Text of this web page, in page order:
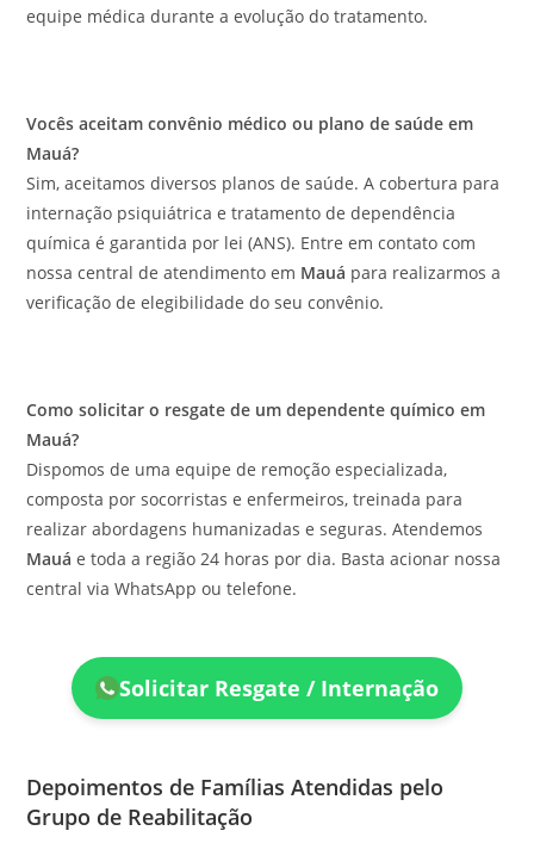
equipe médica durante a evolução do tratamento.
Vocês aceitam convênio médico ou plano de saúde em
Mauá?
Sim, aceitamos diversos planos de saúde. A cobertura para
internação psiquiátrica e tratamento de dependência
química é garantida por lei (ANS). Entre em contato com
nossa central de atendimento em Mauá para realizarmos a
verificação de elegibilidade do seu convênio.
Como solicitar o resgate de um dependente químico em
Mauá?
Dispomos de uma equipe de remoção especializada,
composta por socorristas e enfermeiros, treinada para
realizar abordagens humanizadas e seguras. Atendemos
Mauá e toda a região 24 horas por dia. Basta acionar nossa
central via WhatsApp ou telefone.
Solicitar Resgate / Internação
Depoimentos de Famílias Atendidas pelo
Grupo de Reabilitação